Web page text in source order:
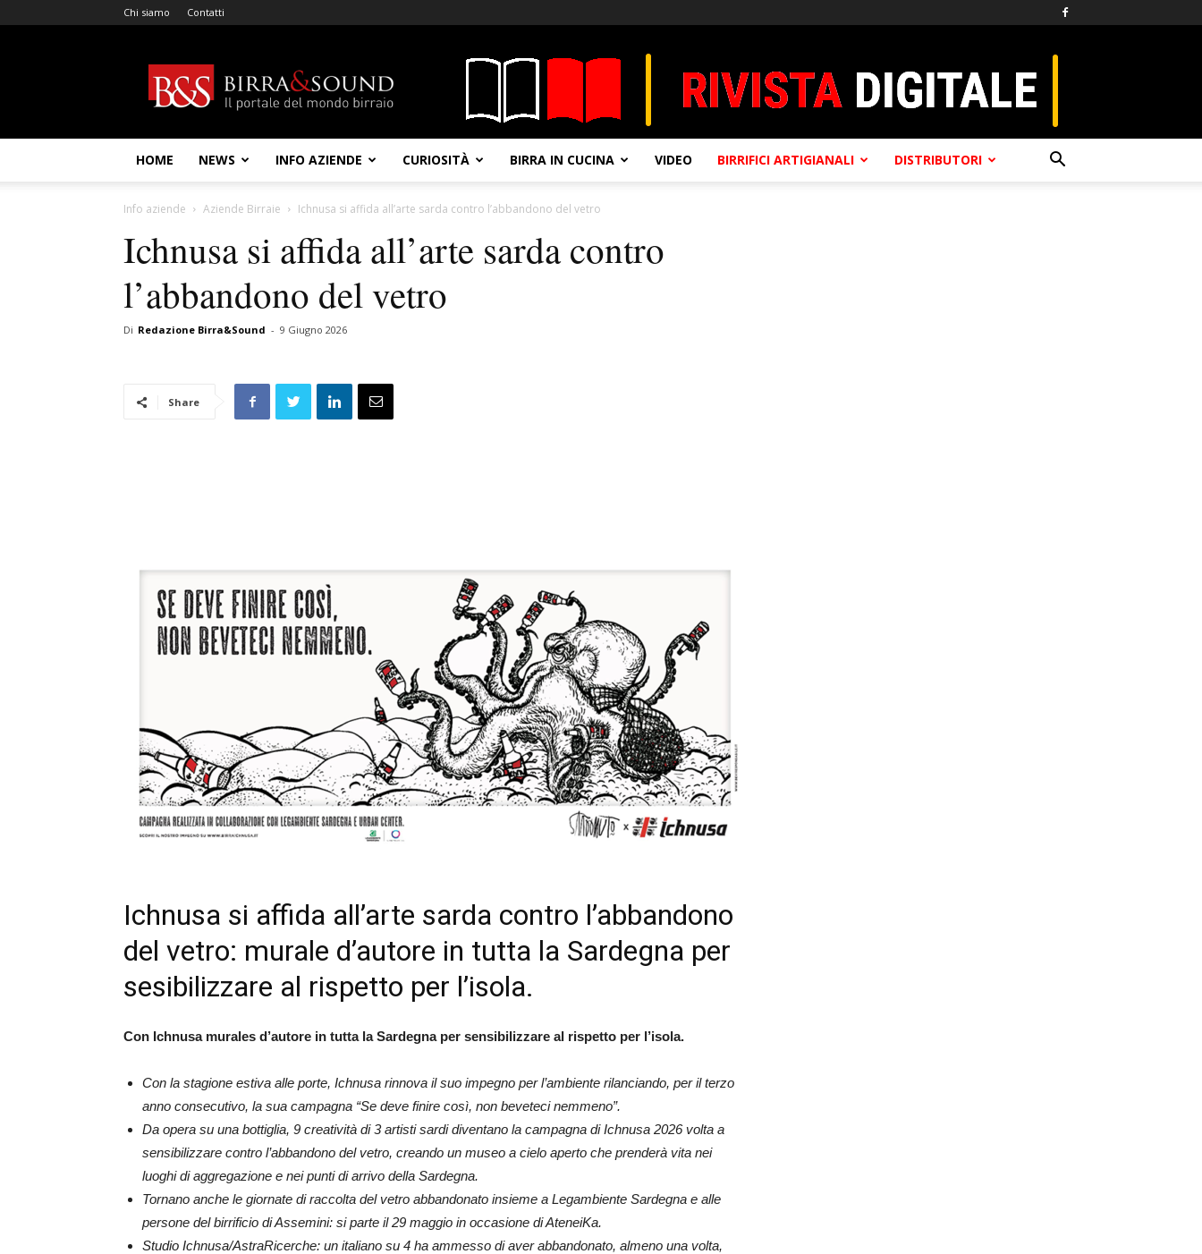
Chi siamo Contatti
&
Sound
HOME NEWS INFO AZIENDE CURIOSITÀ BIRRA IN CUCINA VIDEO BIRRIFICI ARTIGIANALI DISTRIBUTORI
Info aziende Aziende Birraie Ichnusa si affida all’arte sarda contro l’abbandono del vetro
Ichnusa si affida all’arte sarda contro
l’abbandono del vetro
Di Redazione Birra&Sound - 9 Giugno 2026
Share
Ichnusa si affida all’arte sarda contro l’abbandono
del vetro: murale d’autore in tutta la Sardegna per
sesibilizzare al rispetto per l’isola.
Con Ichnusa murales d’autore in tutta la Sardegna per sensibilizzare al rispetto per l’isola.
Con la stagione estiva alle porte, Ichnusa rinnova il suo impegno per l’ambiente rilanciando, per il terzo
anno consecutivo, la sua campagna “Se deve finire così, non beveteci nemmeno”.
Da opera su una bottiglia, 9 creatività di 3 artisti sardi diventano la campagna di Ichnusa 2026 volta a
sensibilizzare contro l’abbandono del vetro, creando un museo a cielo aperto che prenderà vita nei
luoghi di aggregazione e nei punti di arrivo della Sardegna.
Tornano anche le giornate di raccolta del vetro abbandonato insieme a Legambiente Sardegna e alle
persone del birrificio di Assemini: si parte il 29 maggio in occasione di AteneiKa.
Studio Ichnusa/AstraRicerche: un italiano su 4 ha ammesso di aver abbandonato, almeno una volta,